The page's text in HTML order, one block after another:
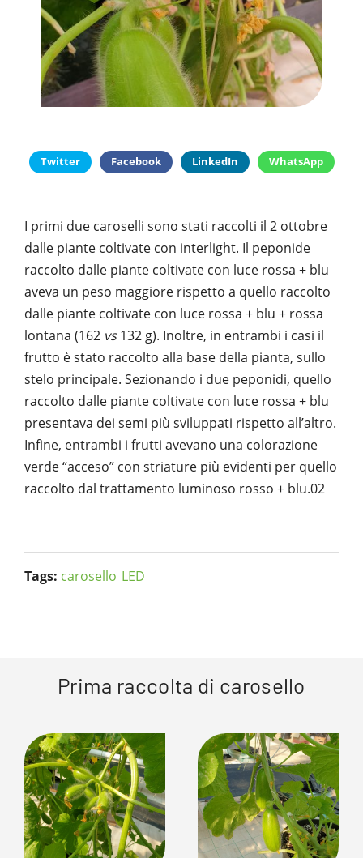
SYSMAN PROGETTI & SERVIZI SRL
TASK 3.6
TASK 3.7
TASK 3.8
TASK 3.9
PUBBLICAZIONI
ARTICOLO DELLA SETTIMANA
RASSEGNA STAMPA
TESI DI LAUREA
GALLERY
FOTO GALLERY
VIDEO GALLERY
CONTATTI
Twitter Facebook LinkedIn WhatsApp
I primi due caroselli sono stati raccolti il 2 ottobre
dalle piante coltivate con interlight. Il peponide
raccolto dalle piante coltivate con luce rossa + blu
aveva un peso maggiore rispetto a quello raccolto
dalle piante coltivate con luce rossa + blu + rossa
lontana (162 vs132 g). Inoltre, in entrambi i casi il
frutto è stato raccolto alla base della pianta, sullo
stelo principale. Sezionando i due peponidi, quello
raccolto dalle piante coltivate con luce rossa + blu
presentava dei semi più sviluppati rispetto all’altro.
Infine, entrambi i frutti avevano una colorazione
verde “acceso” con striature più evidenti per quello
raccolto dal trattamento luminoso rosso + blu.02
Tags: carosello LED
Prima raccolta di carosello